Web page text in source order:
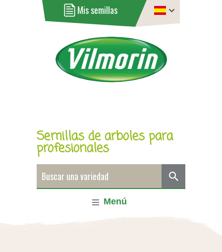
Mis semillas
Semillas de arboles para
profesionales
Menú